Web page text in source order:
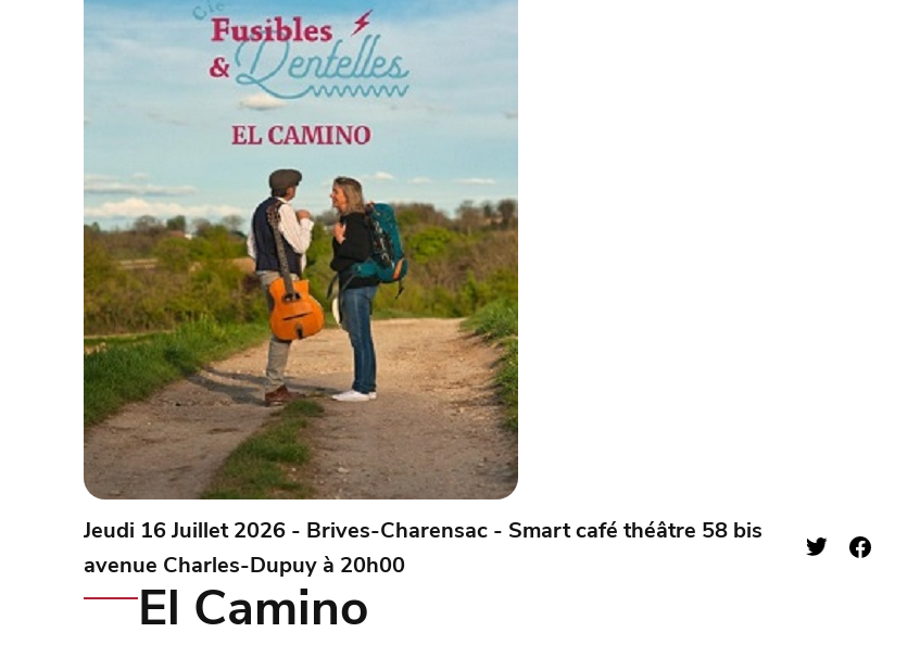
Jeudi 16 Juillet 2026 - Brives-Charensac - Smart café théâtre 58 bis
avenue Charles-Dupuy à 20h00
El Camino